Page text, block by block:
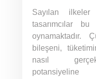
Sayılan ilkeler
tasarımcılar
oynamaktadır.
bileşeni,
nasıl
potansiyeline